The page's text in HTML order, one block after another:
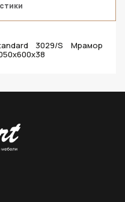
3029/S Мрамор